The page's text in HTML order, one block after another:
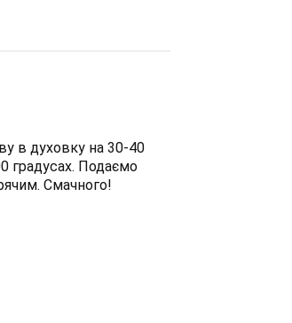
в духовку на 30-40
градусах. Подаємо
Смачного!